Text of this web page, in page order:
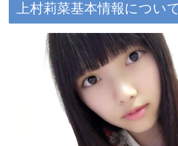
上村莉菜基本情報につい